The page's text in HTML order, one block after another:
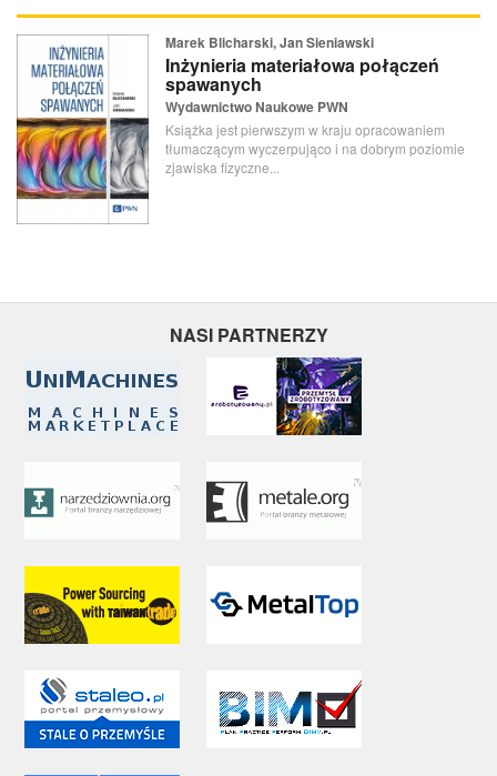
Marek Blicharski, Jan Sieniawski
Inżynieria materiałowa połączeń
spawanych
Wydawnictwo Naukowe PWN
Książka jest pierwszym w kraju opracowaniem
tłumaczącym wyczerpująco i na dobrym poziomie
zjawiska fizyczne...
NASI PARTNERZY